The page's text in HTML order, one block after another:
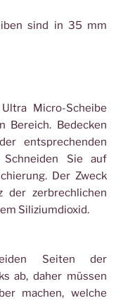
sind in 35 mm
Micro-Scheibe
Bereich. Bedecken
entsprechenden
Sie auf
Der Zweck
der zerbrechlichen
Siliziumdioxid.
Seiten der
ab, daher müssen
machen, welche